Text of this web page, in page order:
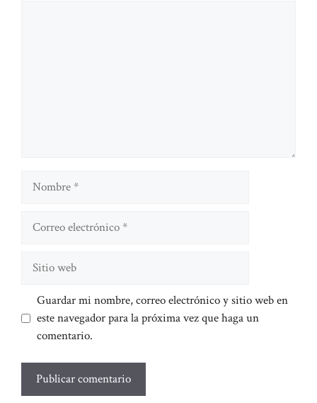
Nombre
Guardar mi nombre, correo electrónico y sitio web en
este navegador para la próxima vez que haga un
comentario.